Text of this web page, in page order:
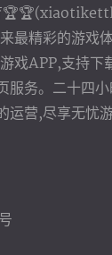
最精彩的游戏
戏APP,支持下
服务。二十四
营,尽享无忧游